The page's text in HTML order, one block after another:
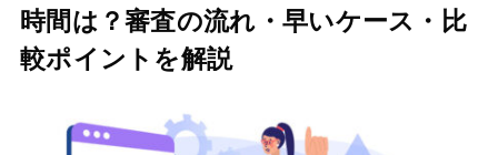
時間は？審査の流れ・早いケース・比
較ポイントを解説